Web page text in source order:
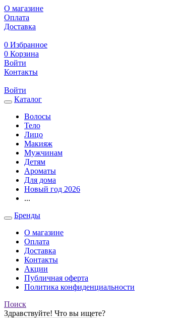
О магазине
Оплата
Доставка
0 Избранное
0 Корзина
Войти
Контакты
Войти
Каталог
Волосы
Тело
Лицо
Макияж
Мужчинам
Детям
Ароматы
Для дома
Новый год 2026
...
Бренды
О магазине
Оплата
Доставка
Контакты
Акции
Публичная оферта
Политика конфиденциальности
Поиск
Здравствуйте! Что вы ищете?